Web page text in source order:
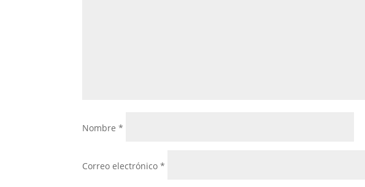
Nombre*
Correo electrónico*